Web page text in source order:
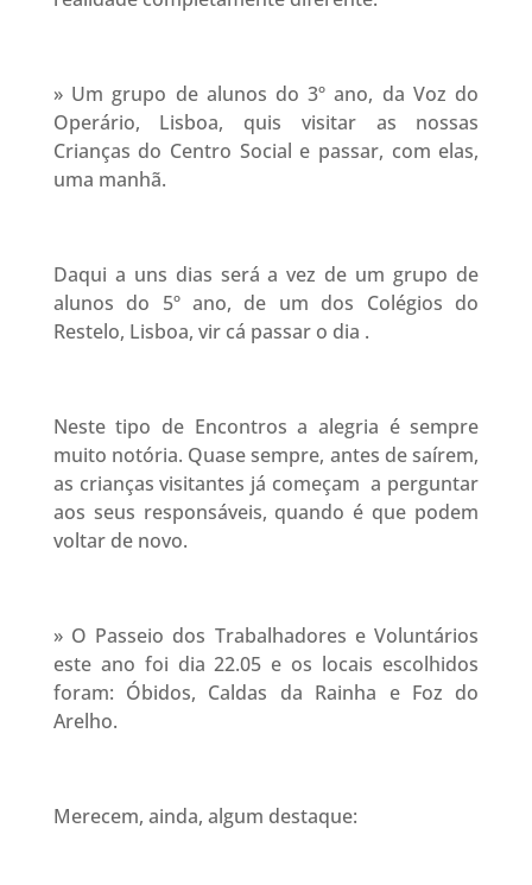
» Um grupo de alunos do 3º ano, da Voz do
Operário, Lisboa, quis visitar as nossas
Crianças do Centro Social e passar, com elas,
uma manhã.
Daqui a uns dias será a vez de um grupo de
alunos do 5º ano, de um dos Colégios do
Restelo, Lisboa, vir cá passar o dia .
Neste tipo de Encontros a alegria é sempre
muito notória. Quase sempre, antes de saírem,
as crianças visitantes já começam a perguntar
aos seus responsáveis, quando é que podem
voltar de novo.
» O Passeio dos Trabalhadores e Voluntários
este ano foi dia 22.05 e os locais escolhidos
foram: Óbidos, Caldas da Rainha e Foz do
Arelho.
Merecem, ainda, algum destaque: